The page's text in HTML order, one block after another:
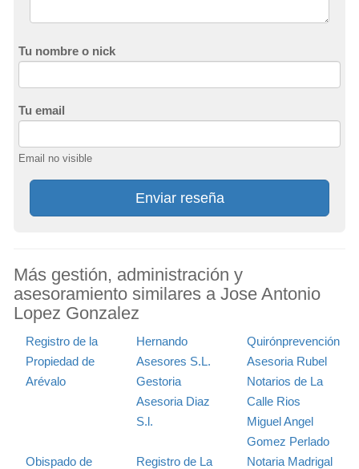
Tu nombre o nick
Tu email
Email no visible
Enviar reseña
Más gestión, administración y
asesoramiento similares a Jose Antonio
Lopez Gonzalez
Registro de la
Propiedad de
Arévalo
Hernando
Asesores S.L.
Quirónprevención
Asesoria Rubel
Gestoria
Asesoria Diaz
S.l.
Notarios de La
Calle Rios
Miguel Angel
Gomez Perlado
Obispado de
Registro de La
Notaria Madrigal